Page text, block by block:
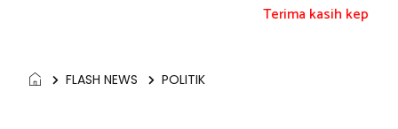
Terima kasih kepada semua
FLASH NEWS POLITIK